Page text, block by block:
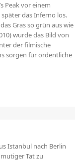
Peak vor einem
das Inferno los.
Gras so grün aus wie
wurde das Bild von
der filmische
sorgen für ordentliche
Istanbul nach Berlin
Tat zu